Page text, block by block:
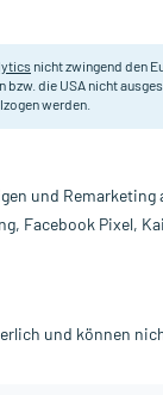
Versandkosten
Arzneimittel.
nicht zwingend den
bzw. die USA nicht
werden.
und Remarketing
Facebook Pixel,
und können